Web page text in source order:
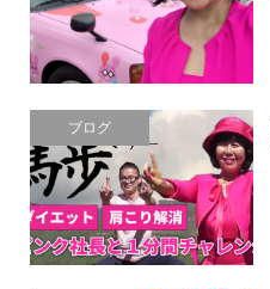
ブログ